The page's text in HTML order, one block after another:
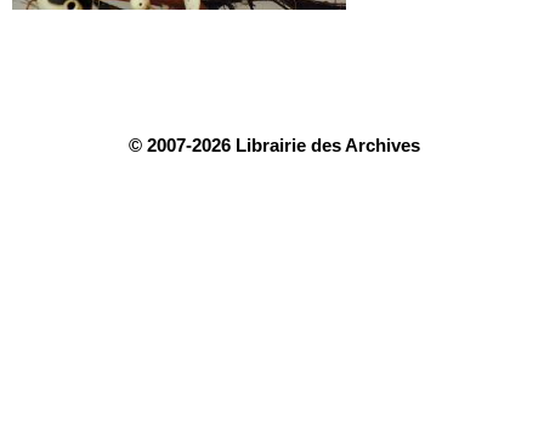
© 2007-2026 Librairie des Archives